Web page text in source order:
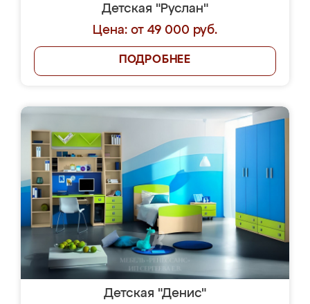
Детская "Руслан"
Цена: от 49 000 руб.
ПОДРОБНЕЕ
Детская "Денис"